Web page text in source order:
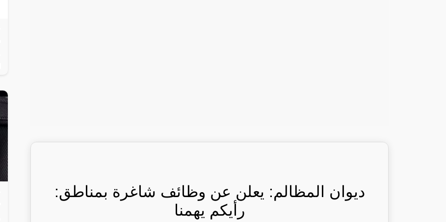
ديوان المظالم: يعلن عن وظائف شاغرة بمناطق:
رأيكم يهمنا